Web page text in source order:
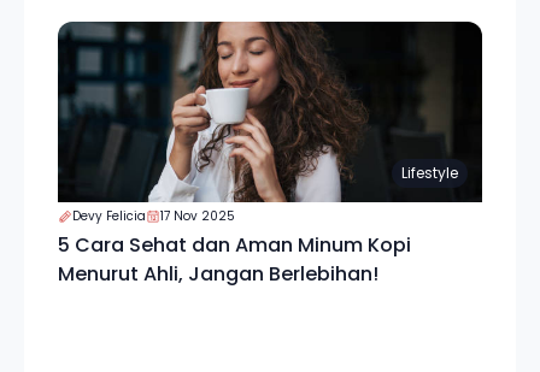
Lifestyle
Devy Felicia 17 Nov 2025
5 Cara Sehat dan Aman Minum Kopi
Menurut Ahli, Jangan Berlebihan!